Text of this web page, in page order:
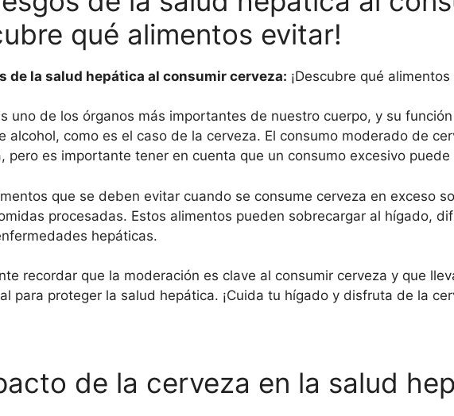
qué alimentos evitar!
de la salud hepática al consumir cerveza: ¡Descubre qué
uno de los órganos más importantes de nuestro cuerpo, y su
alcohol, como es el caso de la cerveza. El consumo moderado de
pero es importante tener en cuenta que un consumo excesivo
que se deben evitar cuando se consume cerveza en exceso
procesadas. Estos alimentos pueden sobrecargar al hígado,
hepáticas.
recordar que la moderación es clave al consumir cerveza y que
para proteger la salud hepática. ¡Cuida tu hígado y disfruta de la
de la cerveza en la salud